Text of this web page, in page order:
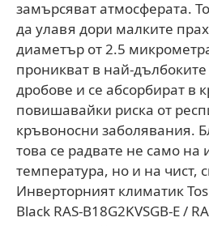
замърсяват атмосферата.
да улавя дори малките
диаметър от 2.5
проникват в най-
дробове и се абсорбират в
повишавайки риска от
кръвоносни заболявания.
това се радвате не само на
температура, но и на чист,
Инверторният климатик
Black RAS-B18G2KVSGB-E /